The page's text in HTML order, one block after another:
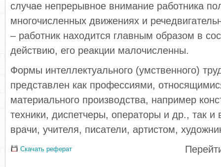
случае непрерывное внимание работника
многочисленных движениях и
– работник находится главным образом в
действию, его реакции малочисленны.
Формы интеллектуального (умственного)
представлен как профессиями,
материального производства, например
техники, диспетчеры, операторы и др., так и
врачи, учителя, писатели, артистом,
Скачать реферат